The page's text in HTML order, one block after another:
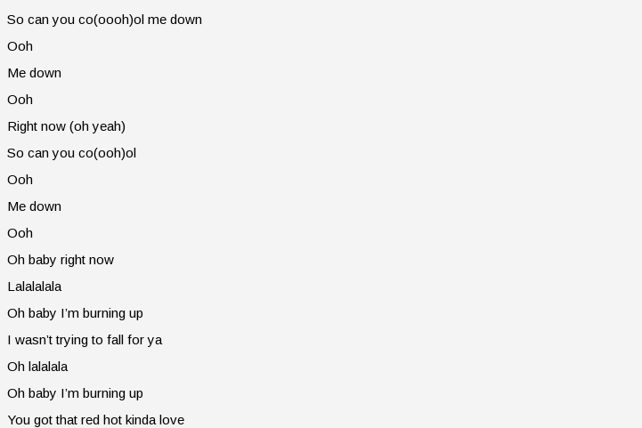
So can you co(oooh)ol me down
Ooh
Me down
Ooh
Right now (oh yeah)
So can you co(ooh)ol
Ooh
Me down
Ooh
Oh baby right now
Lalalalala
Oh baby I’m burning up
I wasn’t trying to fall for ya
Oh lalalala
Oh baby I’m burning up
You got that red hot kinda love